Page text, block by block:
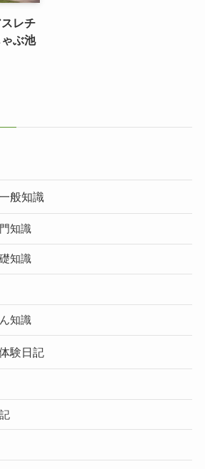
レチ
ぶ池
般知識
知識
知識
知識
験日記